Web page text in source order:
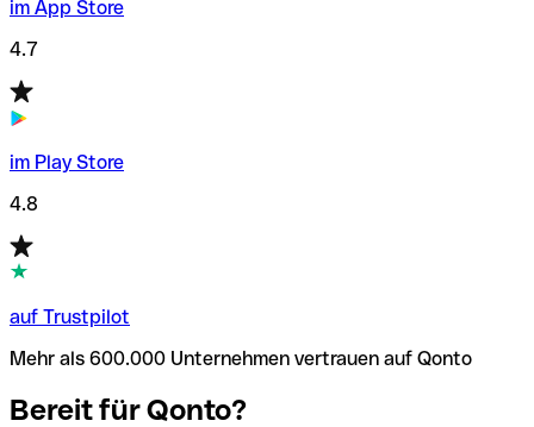
im App Store
4.7
im Play Store
4.8
auf Trustpilot
Mehr als 600.000 Unternehmen vertrauen auf Qonto
Bereit für Qonto?